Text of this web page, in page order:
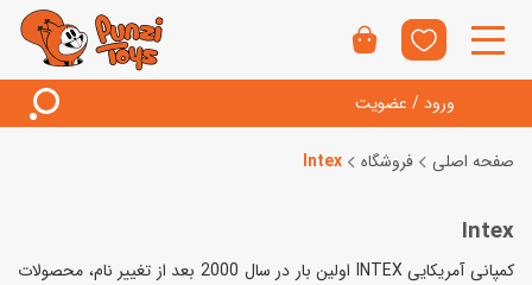
ورود / عضویت
صفحه اصلی فروشگاه Intex
Intex
کمپانی آمریکایی INTEX اولین بار در سال 2000 بعد از تغییر نام، محصولات